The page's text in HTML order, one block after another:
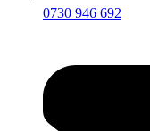
0730 946 692